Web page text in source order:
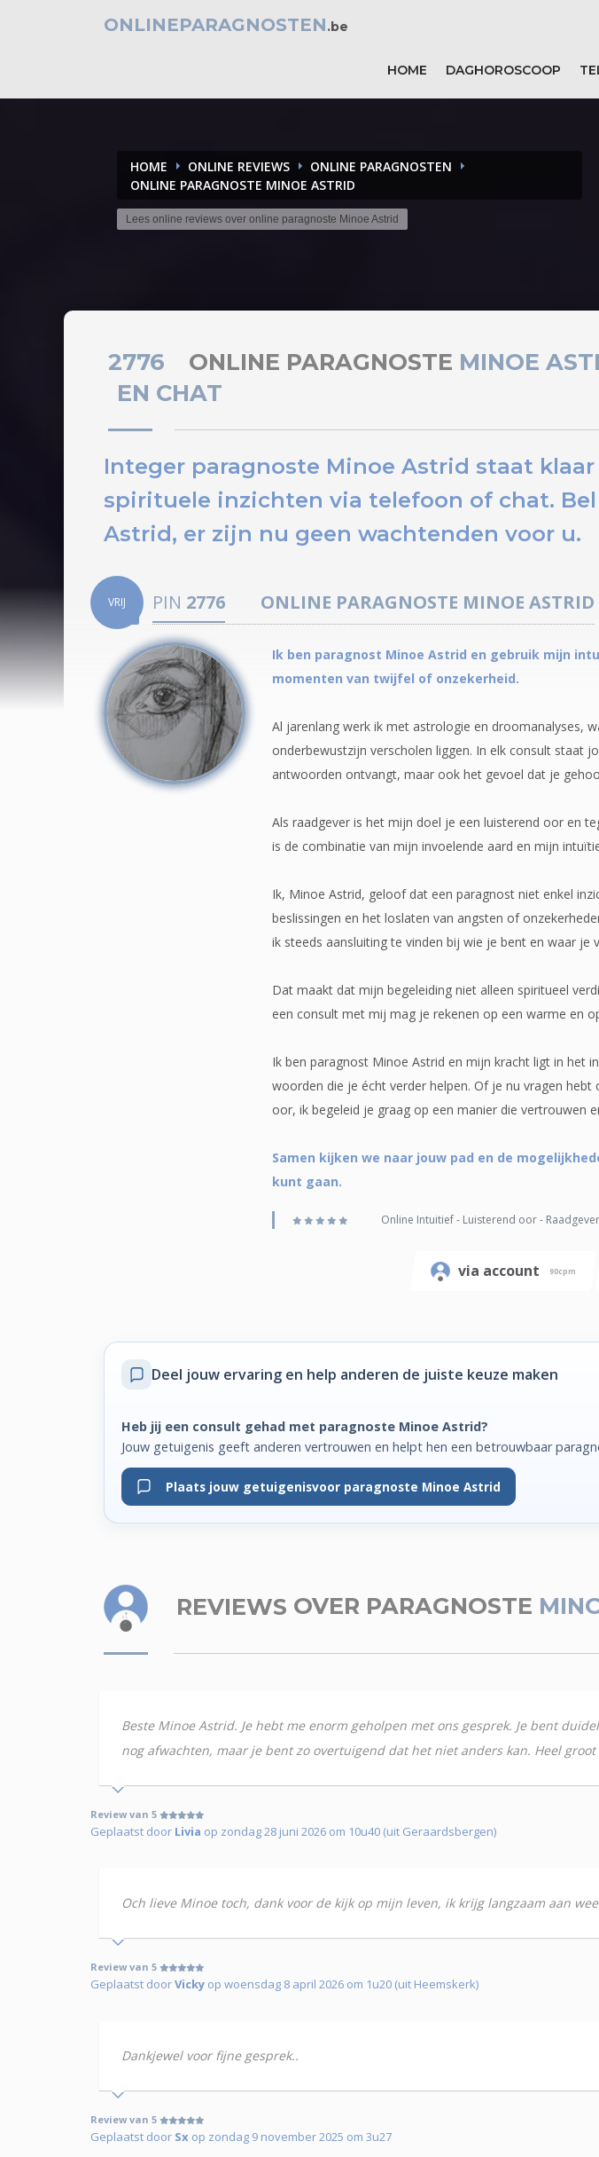
ONLINEPARAGNOSTEN.be
HOME DAGHOROSCOOP
HOME ONLINE REVIEWS
ONLINE PARAGNOSTEN
ONLINE PARAGNOSTE MINOE ASTRID
Lees online reviews over online paragnoste Minoe Astrid
2776 ONLINE PARAGNOSTE MINOE
EN CHAT
Integer paragnoste Minoe Astrid staat klaar
spirituele inzichten via telefoon of chat.
Astrid, er zijn nu geen wachtenden voor u.
VRIJ PIN 2776 ONLINE PARAGNOSTE MINOE ASTRID
Ik ben paragnost Minoe Astrid en gebruik mijn
momenten van twijfel of onzekerheid.
Al jarenlang werk ik met astrologie en droomanalyses,
onderbewustzijn verscholen liggen. In elk consult staat
antwoorden ontvangt, maar ook het gevoel dat je
Als raadgever is het mijn doel je een luisterend oor en
is de combinatie van mijn invoelende aard en mijn
Ik, Minoe Astrid, geloof dat een paragnost niet enkel
beslissingen en het loslaten van angsten of
ik steeds aansluiting te vinden bij wie je bent en waar je
Dat maakt dat mijn begeleiding niet alleen spiritueel
een consult met mij mag je rekenen op een warme en
Ik ben paragnost Minoe Astrid en mijn kracht ligt in het
woorden die je écht verder helpen. Of je nu vragen
oor, ik begeleid je graag op een manier die vertrouwen
Samen kijken we naar jouw pad en de
kunt gaan.
Online Intuitief - Luisterend oor -
via account 90cpm
Deel jouw ervaring en help anderen de juiste keuze maken
Heb jij een consult gehad met paragnoste Minoe Astrid?
Jouw getuigenis geeft anderen vertrouwen en helpt hen een betrouwbaar
Plaats jouw getuigenisvoor paragnoste Minoe Astrid
REVIEWS OVER PARAGNOSTE
Beste Minoe Astrid. Je hebt me enorm geholpen met ons gesprek. Je bent
nog afwachten, maar je bent zo overtuigend dat het niet anders kan. Heel
Review van 5
Geplaatst door Livia op zondag 28 juni 2026 om 10u40 (uit Geraardsbergen)
Och lieve Minoe toch, dank voor de kijk op mijn leven, ik krijg langzaam aan
Review van 5
Geplaatst doorVicky op woensdag 8 april 2026 om 1u20 (uit Heemskerk)
Dankjewel voor fijne gesprek..
Review van 5
Geplaatst door Sx op zondag 9 november 2025 om 3u27